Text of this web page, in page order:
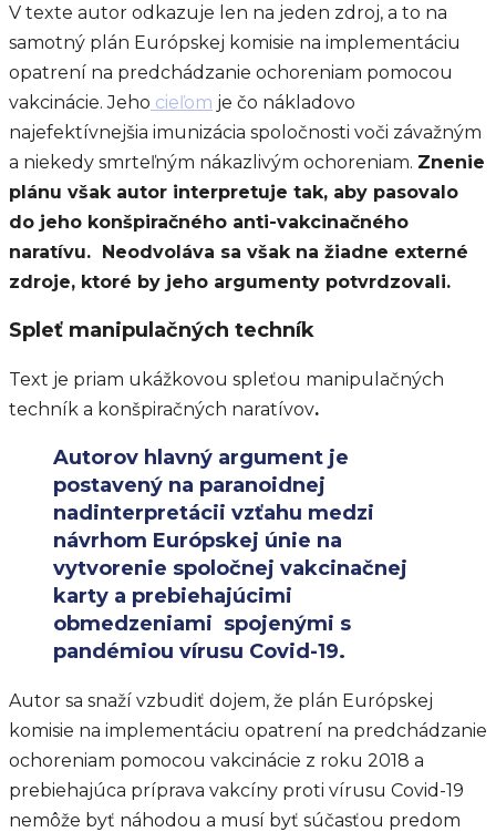
V texte autor odkazuje len na jeden zdroj, a to na
samotný plán Európskej komisie na implementáciu
opatrení na predchádzanie ochoreniam pomocou
vakcinácie. Jeho cieľom je čo nákladovo
najefektívnejšia imunizácia spoločnosti voči závažným
a niekedy smrteľným nákazlivým ochoreniam. Znenie
plánu však autor interpretuje tak, aby pasovalo
do jeho konšpiračného anti-vakcinačného
naratívu. Neodvoláva sa však na žiadne externé
zdroje, ktoré by jeho argumenty potvrdzovali.
Spleť manipulačných techník
Text je priam ukážkovou spleťou manipulačných
techník a konšpiračných naratívov.
Autorov hlavný argument je
postavený na paranoidnej
nadinterpretácii vzťahu medzi
návrhom Európskej únie na
vytvorenie spoločnej vakcinačnej
karty a prebiehajúcimi
obmedzeniami spojenými s
pandémiou vírusu Covid-19.
Autor sa snaží vzbudiť dojem, že plán Európskej
komisie na implementáciu opatrení na predchádzanie
ochoreniam pomocou vakcinácie z roku 2018 a
prebiehajúca príprava vakcíny proti vírusu Covid-19
nemôže byť náhodou a musí byť súčasťou predom